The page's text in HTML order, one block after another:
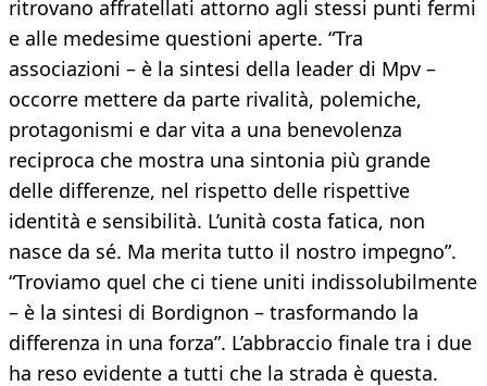
ritrovano affratellati attorno agli stessi punti fermi
e alle medesime questioni aperte. “Tra
associazioni – è la sintesi della leader di Mpv –
occorre mettere da parte rivalità, polemiche,
protagonismi e dar vita a una benevolenza
reciproca che mostra una sintonia più grande
delle differenze, nel rispetto delle rispettive
identità e sensibilità. L’unità costa fatica, non
nasce da sé. Ma merita tutto il nostro impegno”.
“Troviamo quel che ci tiene uniti indissolubilmente
– è la sintesi di Bordignon – trasformando la
differenza in una forza”. L’abbraccio finale tra i due
ha reso evidente a tutti che la strada è questa.